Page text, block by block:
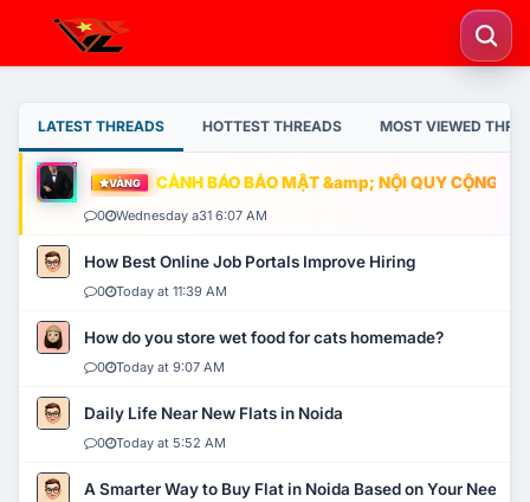
LATEST THREADS HOTTEST THREADS MOST VIEWED
VÀNG CẢNH BÁO BẢO MẬT &amp; NỘI QUY CỘNG
0 Wednesday a31 6:07 AM
How Best Online Job Portals Improve Hiring
0 Today at 11:39 AM
How do you store wet food for cats homemade?
0 Today at 9:07 AM
Daily Life Near New Flats in Noida
0 Today at 5:52 AM
A Smarter Way to Buy Flat in Noida Based on Your Needs